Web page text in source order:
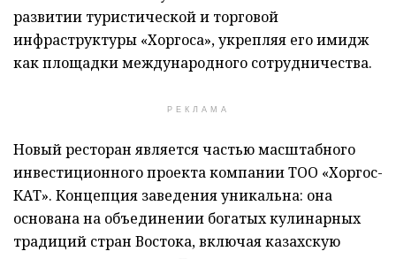
развитии туристической и торговой
инфраструктуры «Хоргоса», укрепляя его имидж
как площадки международного сотрудничества.
РЕКЛАМА
Новый ресторан является частью масштабного
инвестиционного проекта компании ТОО «Хоргос-
КАТ». Концепция заведения уникальна: она
основана на объединении богатых кулинарных
традиций стран Востока, включая казахскую